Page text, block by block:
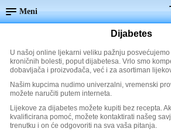
Meni
Dijabetes
U našoj online ljekarni veliku pažnju
kroničnih bolesti, poput dijabetesa. Vrlo smo
dobavljača i proizvođača, već i za asortiman
Našim kupcima nudimo univerzalni, vremenski
možete naručiti putem interneta.
Lijekove za dijabetes možete kupiti bez recepta.
kvalificirana pomoć, možete kontaktirati našeg
trenutku i on će odgovoriti na sva vaša pitanja.